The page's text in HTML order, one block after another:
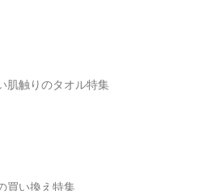
肌触りのタオル特集
買い換え特集